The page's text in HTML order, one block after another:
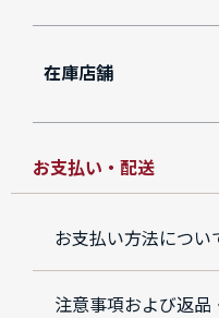
在庫店舗
お支払い・配送
お支払い方法につい
注意事項および返品